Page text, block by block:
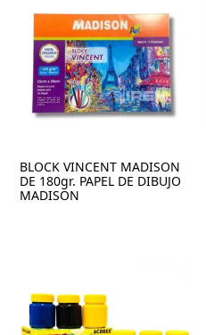
BLOCK VINCENT MADISON
DE 180gr. PAPEL DE DIBUJO
MADISON